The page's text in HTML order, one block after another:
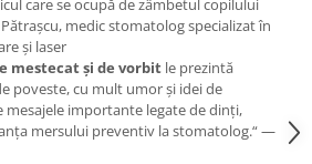
care se ocupă de zâmbetul copilului
medic stomatolog specializat în
și laser
mestecat și de vorbit le prezintă
poveste, cu mult umor și idei de
importante legate de dinți,
mersului preventiv la stomatolog.“ —